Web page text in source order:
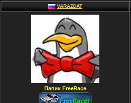
VARAZDAT
Папик FreeRace